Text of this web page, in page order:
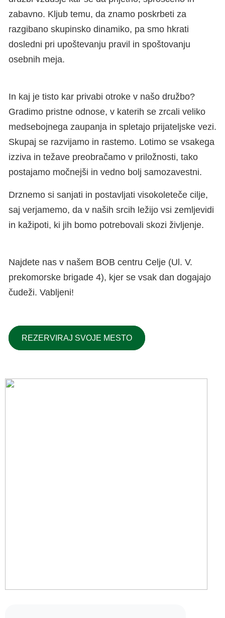
zabavno. Kljub temu, da znamo poskrbeti za
razgibano skupinsko dinamiko, pa smo hkrati
dosledni pri upoštevanju pravil in spoštovanju
osebnih meja.
In kaj je tisto kar privabi otroke v našo družbo?
Gradimo pristne odnose, v katerih se zrcali veliko
medsebojnega zaupanja in spletajo prijateljske vezi.
Skupaj se razvijamo in rastemo. Lotimo se vsakega
izziva in težave preobračamo v priložnosti, tako
postajamo močnejši in vedno bolj samozavestni.
Drznemo si sanjati in postavljati visokoleteče cilje,
saj verjamemo, da v naših srcih ležijo vsi zemljevidi
in kažipoti, ki jih bomo potrebovali skozi življenje.
Najdete nas v našem BOB centru Celje (Ul. V.
prekomorske brigade 4), kjer se vsak dan dogajajo
čudeži. Vabljeni!
REZERVIRAJ SVOJE MESTO